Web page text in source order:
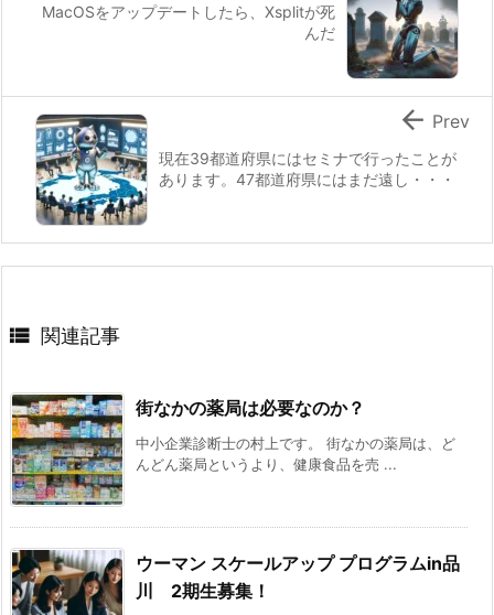
MacOSをアップデートしたら、Xsplitが死
んだ
現在39都道府県にはセミナで行ったことが
あります。47都道府県にはまだ遠し・・・
 Prev
 関連記事
街なかの薬局は必要なのか？
中小企業診断士の村上です。 街なかの薬局は、ど
んどん薬局というより、健康食品を売 ...
ウーマン スケールアップ プログラムin品
川 2期生募集！